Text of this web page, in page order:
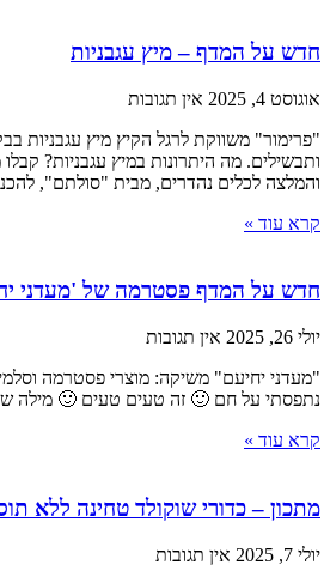
חדש על המדף – מיץ עגבניות
אוגוסט 4, 2025
אין תגובות
"פרימור" משווקת לרגל הקיץ מיץ עגבניות
ותבשילים. מה היתרונות במיץ עגבניות?
והמלצה לכלים נהדרים, מבית "סולתם",
קרא עוד »
חדש על המדף פסטרמה של 'מעדני
יולי 26, 2025
אין תגובות
נתפסתי על חם 🙂 זה טעים טעים 🙂 מילה
קרא עוד »
מתכון – כדורי שוקולד טחינה ללא
יולי 7, 2025
אין תגובות